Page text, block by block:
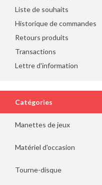
Liste de souhaits
Historique de commandes
Retours produits
Transactions
Lettre d'information
Catégories
Manettes de jeux
Matériel d'occasion
Tourne-disque